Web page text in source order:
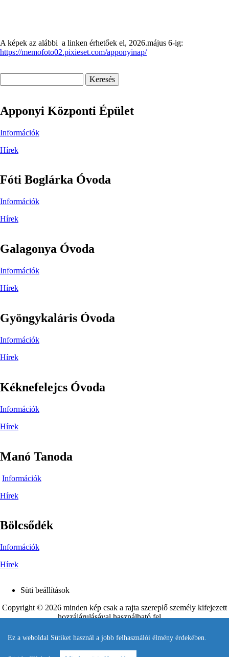
Ez a weboldal Sütiket használ a jobb felhasználói élmény érdekében.
A képek az alábbi a linken érhetőek el, 2026.május 6-ig:
https://memofoto02.pixieset.com/apponyinap/
Apponyi Központi Épület
Információk
Hírek
Fóti Boglárka Óvoda
Információk
Hírek
Galagonya Óvoda
Információk
Hírek
Gyöngykaláris Óvoda
Információk
Hírek
Kéknefelejcs Óvoda
Információk
Hírek
Manó Tanoda
Információk
Hírek
Bölcsődék
Információk
Hírek
Footer
Süti beállítások
Copyright © 2026 minden kép csak a rajta szereplő személy kifejezett
hozzájárulásával használható fel.
Készítette és karbantartja
Pandelon